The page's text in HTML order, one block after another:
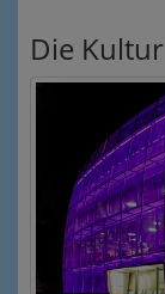
Die Kultur